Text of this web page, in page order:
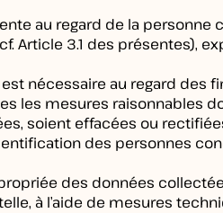
au regard de la personne
Article 3.1 des présentes),
nécessaire au regard des
les mesures
soient effacées ou
des personnes
des données
à l’aide de mesures